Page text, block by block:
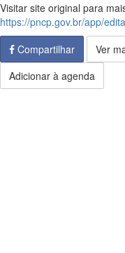
Visitar site original para
https://pncp.gov.br/app/
Compartilhar
Ver
Adicionar à agenda